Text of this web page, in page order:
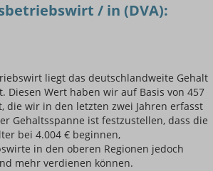
Einsteigerin / Einsteiger
/ in (DVA):
liegt das deutschlandweite Gehalt
Diesen Wert haben wir auf Basis von 457
die wir in den letzten zwei Jahren erfasst
Gehaltsspanne ist festzustellen, dass die
bei 4.004 € beginnen,
in den oberen Regionen jedoch
mehr verdienen können.